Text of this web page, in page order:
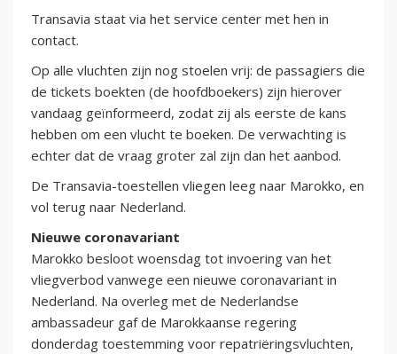
Transavia staat via het service center met hen in
contact.
Op alle vluchten zijn nog stoelen vrij: de passagiers die
de tickets boekten (de hoofdboekers) zijn hierover
vandaag geïnformeerd, zodat zij als eerste de kans
hebben om een vlucht te boeken. De verwachting is
echter dat de vraag groter zal zijn dan het aanbod.
De Transavia-toestellen vliegen leeg naar Marokko, en
vol terug naar Nederland.
Nieuwe coronavariant
Marokko besloot woensdag tot invoering van het
vliegverbod vanwege een nieuwe coronavariant in
Nederland. Na overleg met de Nederlandse
ambassadeur gaf de Marokkaanse regering
donderdag toestemming voor repatriëringsvluchten,